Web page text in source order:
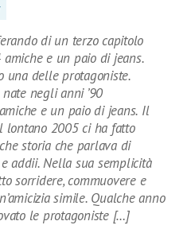
di un terzo capitolo
amiche e un paio di jeans.
una delle protagoniste.
negli anni ’90
e un paio di jeans. Il
lontano 2005 ci ha fatto
storia che parlava di
addii. Nella sua semplicità
sorridere, commuovere e
simile. Qualche anno
le protagoniste […]